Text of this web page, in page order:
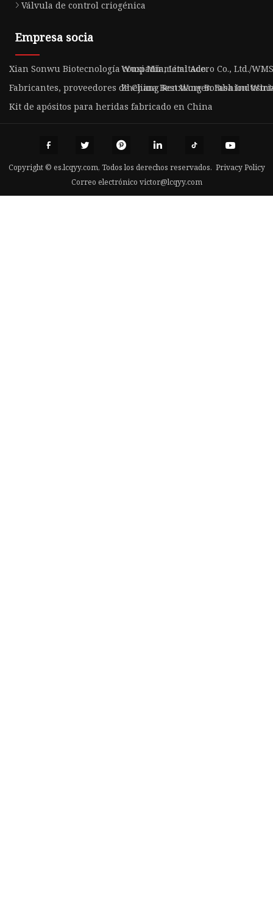
Válvula de control criogénica
Empresa socia
Xian Sonwu Biotecnología compañía, Limitado
Wuxi Minmetal Acero Co., Ltd./
Fabricantes, proveedores de China Best Women Fashion
Zhejiang Renxiang Bomba
Kit de apósitos para heridas fabricado en China
Copyright © es.lcqyy.com, Todos los derechos reservados. Privacy Policy
Correo electrónico victor@lcqyy.com